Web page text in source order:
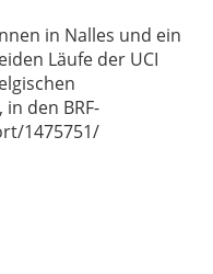
in Nalles und ein
Läufe der UCI
den BRF-
1475751/